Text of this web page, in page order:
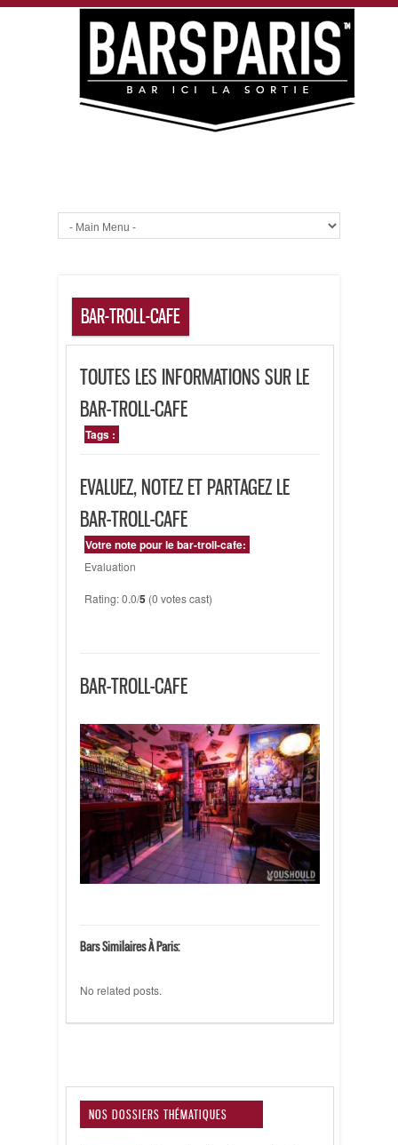
BAR-TROLL-CAFE
TOUTES LES INFORMATIONS SUR LE
BAR-TROLL-CAFE
Tags :
EVALUEZ, NOTEZ ET PARTAGEZ LE
BAR-TROLL-CAFE
Votre note pour le bar-troll-cafe:
Evaluation
Rating: 0.0/5 (0 votes cast)
BAR-TROLL-CAFE
Bars Similaires À Paris:
No related posts.
NOS DOSSIERS THÉMATIQUES